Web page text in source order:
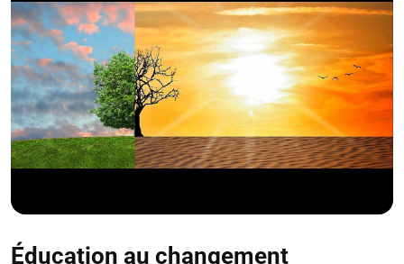
Éducation au changement